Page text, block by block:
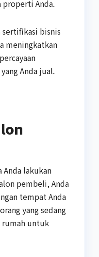
properti Anda.
sertifikasi bisnis
meningkatkan
Anda jual.
Anda lakukan
pembeli, Anda
tempat Anda
yang sedang
untuk